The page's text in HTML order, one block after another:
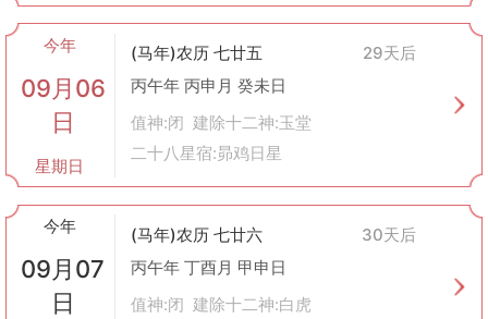
今年
09月06
日
星期日
(马年)农历 七廿五
29天后
丙午年 丙申月 癸未日
值神:闭 建除十二神:玉堂
二十八星宿:昴鸡日星
今年
09月07
日
(马年)农历 七廿六
30天后
丙午年 丁酉月 甲申日
值神:闭 建除十二神:白虎